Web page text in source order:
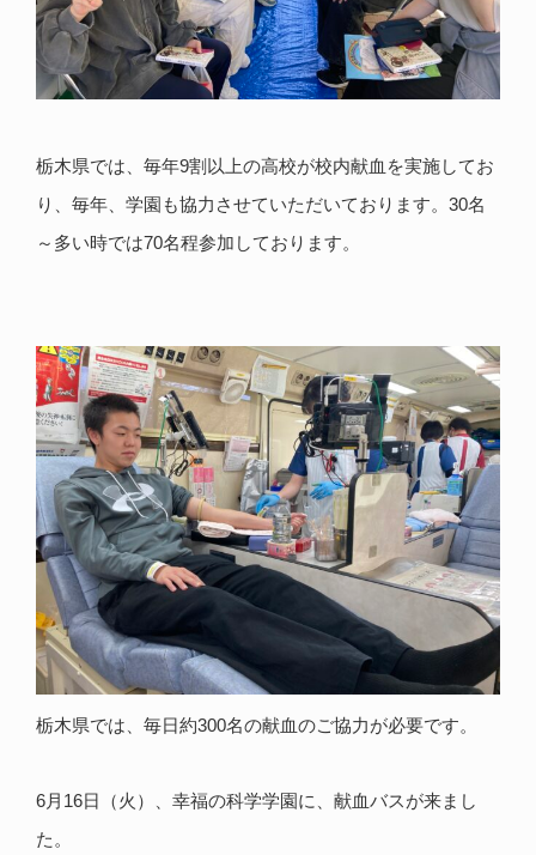
栃木県では、毎年9割以上の高校が校内献血を実施してお
り、毎年、学園も協力させていただいております。30名
～多い時では70名程参加しております。
栃木県では、毎日約300名の献血のご協力が必要です。
6月16日（火）、幸福の科学学園に、献血バスが来まし
た。